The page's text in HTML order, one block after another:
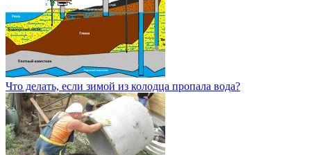
Что делать, если зимой из колодца пропала вода?